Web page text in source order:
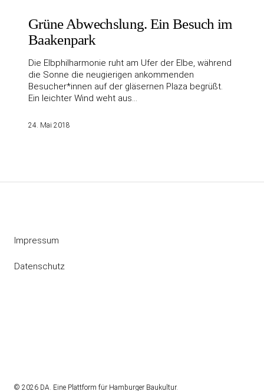
Grüne Abwechslung. Ein Besuch im
Baakenpark
Die Elbphilharmonie ruht am Ufer der Elbe, während
die Sonne die neugierigen ankommenden
Besucher*innen auf der gläsernen Plaza begrüßt.
Ein leichter Wind weht aus…
24. Mai 2018
Impressum
Datenschutz
© 2026 DA. Eine Plattform für Hamburger Baukultur.